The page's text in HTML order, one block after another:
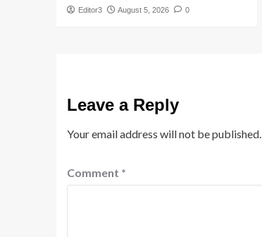
Editor3 August 5, 2026 0
Leave a Reply
Your email address will not be published.
Comment *